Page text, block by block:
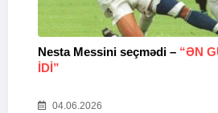
Nesta Messini seçmədi – “ƏN
IDI”
04.06.2026